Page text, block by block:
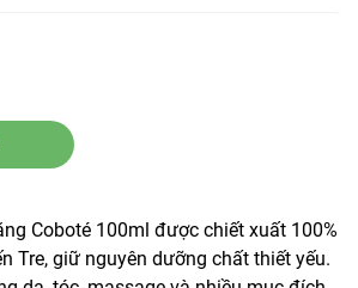
Coboté 100ml được chiết xuất 100%
Tre, giữ nguyên dưỡng chất thiết yếu.